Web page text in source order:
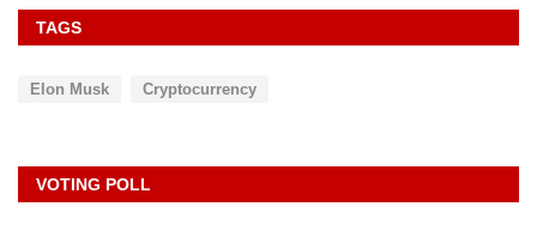
TAGS
Elon Musk Cryptocurrency
VOTING POLL